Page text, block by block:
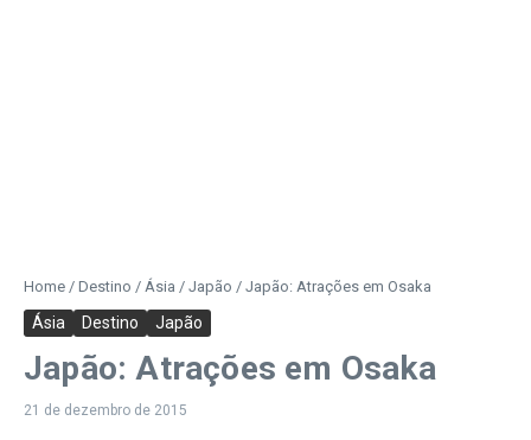
Home / Destino / Ásia / Japão / Japão: Atrações em Osaka
Ásia Destino Japão
Japão: Atrações em Osaka
21 de dezembro de 2015